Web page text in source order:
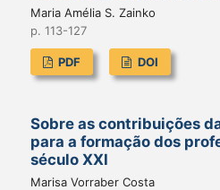
Maria Amélia S. Zainko
p. 113-127
PDF DOI
Sobre as contribuições
para a formação dos
século XXI
Marisa Vorraber Costa